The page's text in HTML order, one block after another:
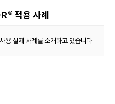
적용 사례
실제 사례를 소개하고 있습니다.